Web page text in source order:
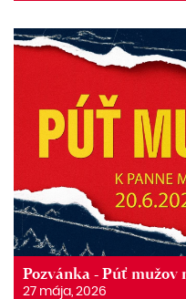
Pozvánka - Púť mužov
27 mája, 2026